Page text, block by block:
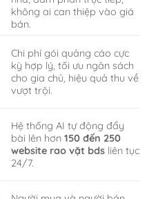
không ai can thiệp vào giá
bán.
Chi phí gói quảng cáo cực
kỳ hợp lý, tối ưu ngân sách
cho gia chủ, hiệu quả thu về
vượt trội.
Hệ thống AI tự động đẩy
bài lên hơn150 đến 250
website rao vặt bds liên tục
24/7.